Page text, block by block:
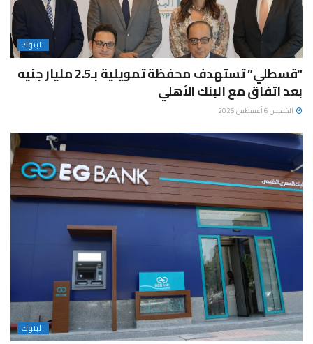
البنوك
“قسطلي” تستهدف محفظة تمويلية بـ2.5 مليار جنيه
بعد اتفاق مع البنك الأهلي
الخميس 6 أغسطس 2026
البنوك